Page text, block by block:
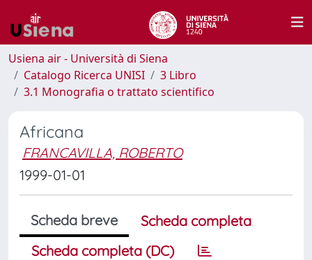
Usiena air - Università di Siena
Catalogo Ricerca UNISI
3 Libro
3.1 Monografia o trattato scientifico
Africana
FRANCAVILLA, ROBERTO
1999-01-01
Scheda breve
Scheda completa
Scheda completa (DC)